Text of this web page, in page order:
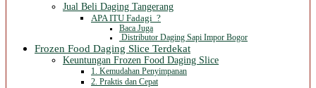
Jual Beli Daging Tangerang
APA ITU Fadagi ?
Baca Juga
Distributor Daging Sapi Impor Bogor
Frozen Food Daging Slice Terdekat
Keuntungan Frozen Food Daging Slice
1. Kemudahan Penyimpanan
2. Praktis dan Cepat